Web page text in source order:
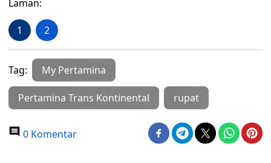
Laman:
1 2
Tag: My Pertamina
Pertamina Trans Kontinental rupat
0 Komentar